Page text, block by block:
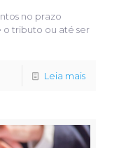
no prazo
tributo ou até ser
Leia mais